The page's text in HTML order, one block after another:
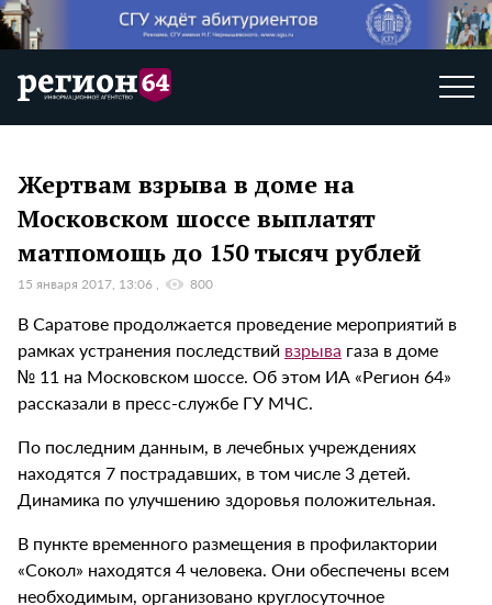
Жертвам взрыва в доме на
Московском шоссе выплатят
матпомощь до 150 тысяч рублей
15 января 2017, 13:06 800
В Саратове продолжается проведение мероприятий в
рамках устранения последствий взрыва газа в доме
№ 11 на Московском шоссе. Об этом ИА «Регион 64»
рассказали в пресс-службе ГУ МЧС.
По последним данным, в лечебных учреждениях
находятся 7 пострадавших, в том числе 3 детей.
Динамика по улучшению здоровья положительная.
В пункте временного размещения в профилактории
«Сокол» находятся 4 человека. Они обеспечены всем
необходимым, организовано круглосуточное